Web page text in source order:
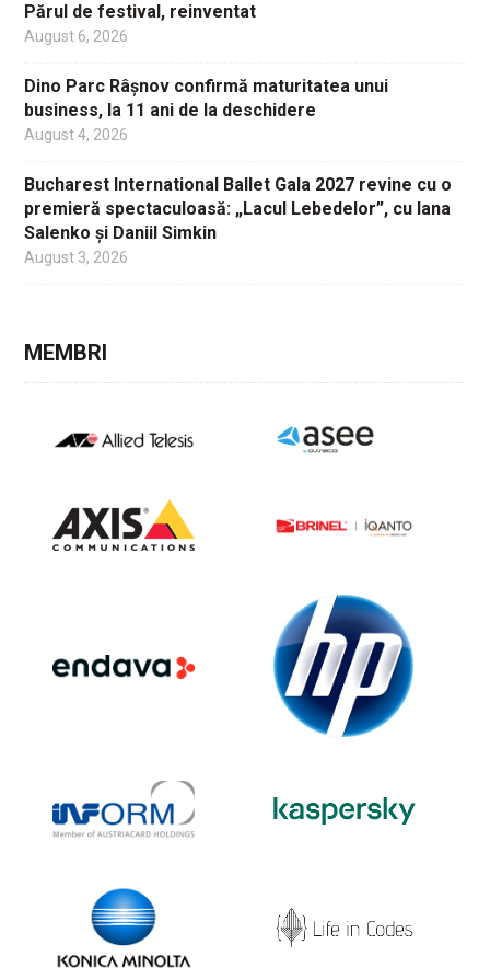
Părul de festival, reinventat
August 6, 2026
Dino Parc Râșnov confirmă maturitatea unui
business, la 11 ani de la deschidere
August 4, 2026
Bucharest International Ballet Gala 2027 revine cu o
premieră spectaculoasă: „Lacul Lebedelor”, cu Iana
Salenko și Daniil Simkin
August 3, 2026
MEMBRI